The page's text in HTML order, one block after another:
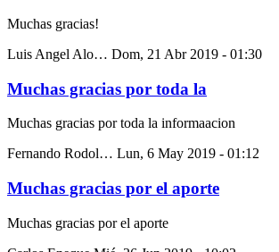
Muchas gracias!
Luis Angel Alo… Dom, 21 Abr 2019 - 01:30
Muchas gracias por toda la
Muchas gracias por toda la informaacion
Fernando Rodol… Lun, 6 May 2019 - 01:12
Muchas gracias por el aporte
Muchas gracias por el aporte